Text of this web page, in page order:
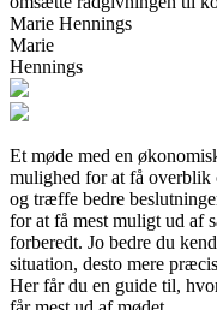
Marie Hennings
Marie
Hennings
Et møde med en
mulighed for at få
og træffe bedre
for at få mest muligt ud af
forberedt. Jo bedre du
situation, desto mere
Her får du en guide til,